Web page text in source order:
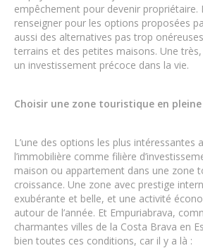
empêchement pour devenir propriétaire.
renseigner pour les options proposées
aussi des alternatives pas trop
terrains et des petites maisons. Une
un investissement précoce dans la vie.
Choisir une zone touristique en
L’une des options les plus intéressantes
l’immobilière comme filière
maison ou appartement dans une zone
croissance. Une zone avec prestige
exubérante et belle, et une activité
autour de l’année. Et Empuriabrava,
charmantes villes de la Costa Brava en
bien toutes ces conditions, car il y a là :